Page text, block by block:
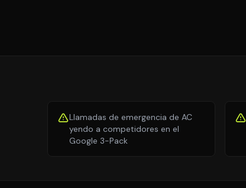
Llamadas de emergencia de AC
yendo a competidores en el
Google 3-Pack